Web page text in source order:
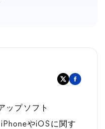
ップソフト
やiOSに関す